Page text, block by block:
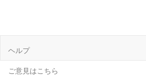
ヘルプ
ご意見はこちら